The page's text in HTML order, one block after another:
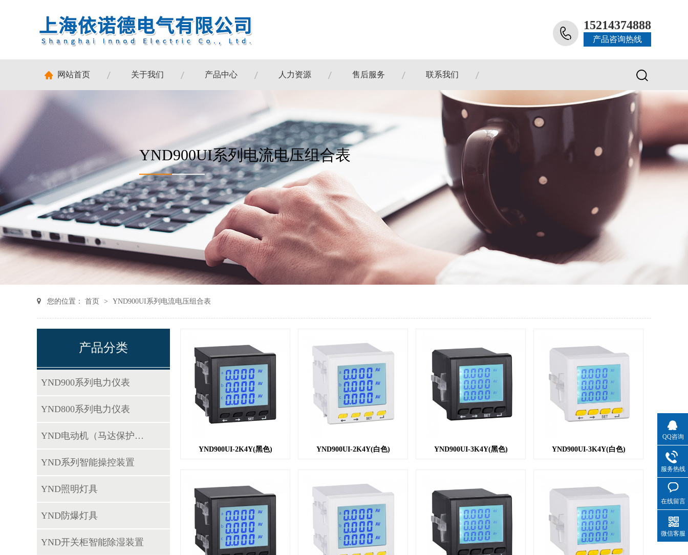
15214374888
产品咨询热线
网站首页 关于我们 产品中心 人力资源 售后服务 联系我们
YND900UI系列电流电压组合表
您的位置： 首页 > YND900UI系列电流电压组合表
产品分类
YND900系列电力仪表
YND800系列电力仪表
YND电动机（马达保护器）
YND系列智能操控装置
YND照明灯具
YND防爆灯具
YND开关柜智能除湿装置
YND900UI-2K4Y(黑色) YND900UI-2K4Y(白色) YND900UI-3K4Y(黑色) YND900UI-3K4Y(白色)
QQ咨询
服务热线
在线留言
微信客服